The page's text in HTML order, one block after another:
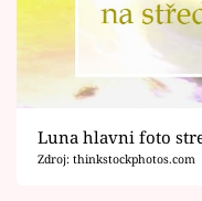
Horoskopy
Sledujte prima+
Filmový
Luna hlavni foto
Zdroj: thinkstockphotos.com